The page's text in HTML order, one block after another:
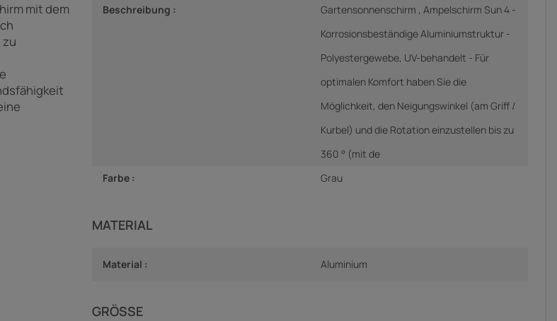
mit dem
Beschreibung :
Gartensonnenschirm , Ampelschirm Sun 4 -
Korrosionsbeständige Aluminiumstruktur -
Polyestergewebe, UV-behandelt - Für
optimalen Komfort haben Sie die
Möglichkeit, den Neigungswinkel (am Griff /
Kurbel) und die Rotation einzustellen bis zu
360 ° (mit de
Farbe :
Grau
MATERIAL
Material : Aluminium
GRÖSSE